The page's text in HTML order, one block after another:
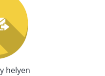
helyen